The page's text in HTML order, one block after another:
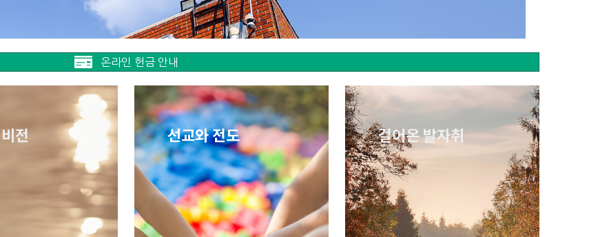
온라인 헌금 안내
전 선교와 전도 걸어온 발자취